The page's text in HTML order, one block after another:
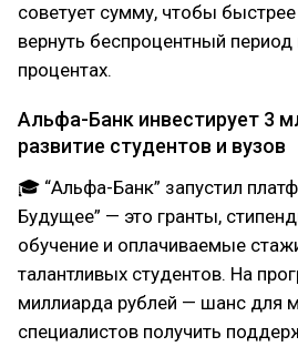
советует сумму, чтобы
вернуть беспроцентный
процентах.
Альфа-Банк инвестирует 3
развитие студентов и вузов
🎓 “Альфа-Банк” запустил
Будущее” — это гранты,
обучение и оплачиваемые
талантливых студентов. На
миллиарда рублей — шанс для
специалистов получить